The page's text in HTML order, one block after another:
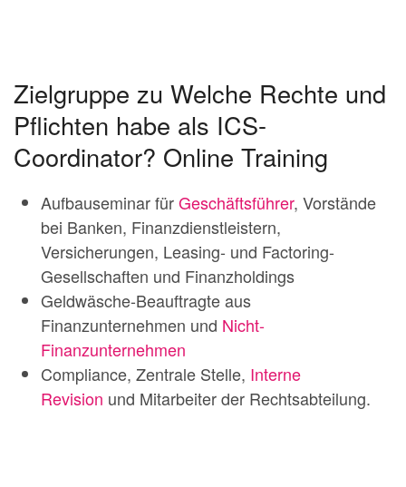
Zielgruppe zu Welche Rechte und
Pflichten habe als ICS-
Coordinator? Online Training
Aufbauseminar fürGeschäftsführer, Vorstände
bei Banken, Finanzdienstleistern,
Versicherungen, Leasing- und Factoring-
Gesellschaften und Finanzholdings
Geldwäsche-Beauftragte aus
Finanzunternehmen und Nicht-
Finanzunternehmen
Compliance, Zentrale Stelle, Interne
Revision und Mitarbeiter der Rechtsabteilung.